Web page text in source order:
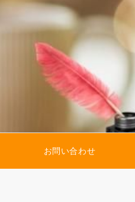
お問い合わせ